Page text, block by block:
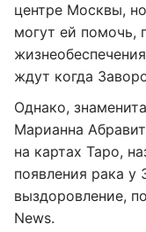
центре Москвы,
могут ей помочь,
ждут когда
Однако,
Марианна
на картах Таро,
появления рака у
выздоровление,
News.